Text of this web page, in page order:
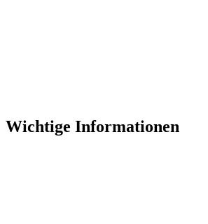
Wichtige Informationen